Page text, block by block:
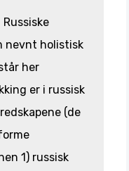
Russiske
nevnt holistisk
her
er i russisk
(de
1) russisk